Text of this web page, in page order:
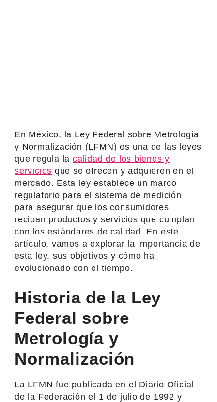
En México, la Ley Federal sobre Metrología
y Normalización (LFMN) es una de las leyes
que regula lacalidad de los bienes y
servicios que se ofrecen y adquieren en el
mercado. Esta ley establece un marco
regulatorio para el sistema de medición
para asegurar que los consumidores
reciban productos y servicios que cumplan
con los estándares de calidad. En este
artículo, vamos a explorar la importancia de
esta ley, sus objetivos y cómo ha
evolucionado con el tiempo.
Historia de la Ley
Federal sobre
Metrología y
Normalización
La LFMN fue publicada en el Diario Oficial
de la Federación el 1 de julio de 1992 y